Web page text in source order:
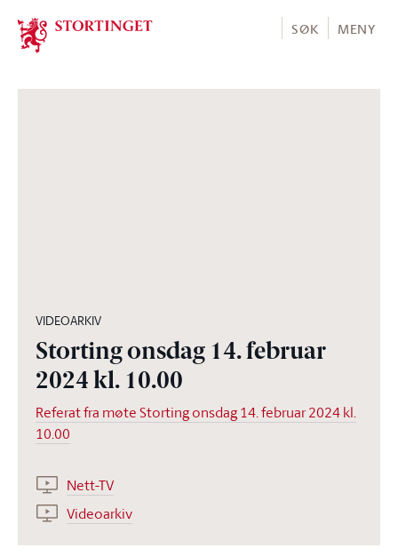
Stortinget.no
SØK MENY
VIDEOARKIV
Storting onsdag 14. februar
2024 kl. 10.00
Referat fra møte Storting onsdag 14. februar 2024 kl.
10.00
Nett-TV
Videoarkiv